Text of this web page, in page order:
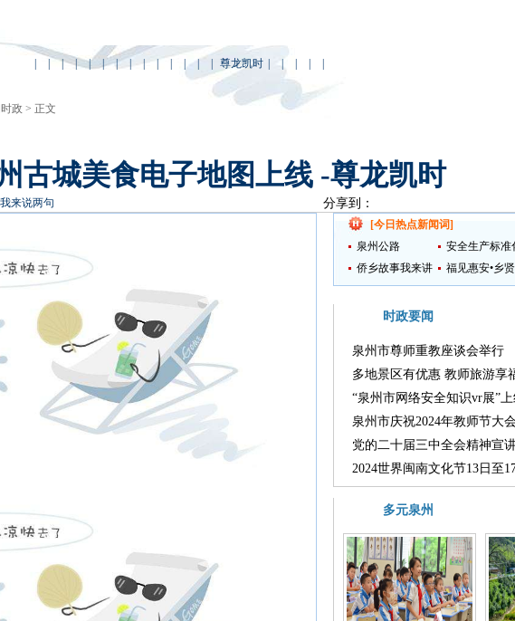
| | | 尊龙凯时
政 > 正文
古城美食电子地图上线 -尊龙凯时
我来说两句 分享到：
[今日热点新闻词]
泉州公路
安全生产标准
提升
侨乡故事我来讲
福见惠安•乡
为
时政要闻
泉州市尊师重教座谈会举行
多地景区有优惠 教师旅游享
“泉州市网络安全知识vr展”
泉州市庆祝2024年教师节大
党的二十届三中全会精神宣
2024世界闽南文化节13日至
多元泉州